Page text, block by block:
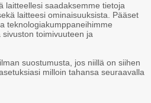
ehkä
laitteellesi saadaksemme tietoja
laitteesi ominaisuuksista. Pääset
teknologiakumppaneihimme
toimivuuteen ja
suostumusta, jos niillä on siihen
milloin tahansa seuraavalla